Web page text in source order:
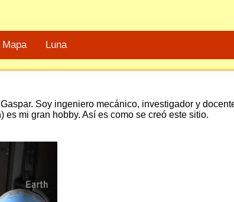
Mapa Luna
Soy ingeniero mecánico, investigador y
es mi gran hobby. Así es como se creó este sitio.